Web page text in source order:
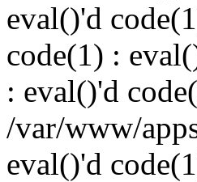
eval()'d
code(1) :
: eval()'d
/var/www/
eval()'d